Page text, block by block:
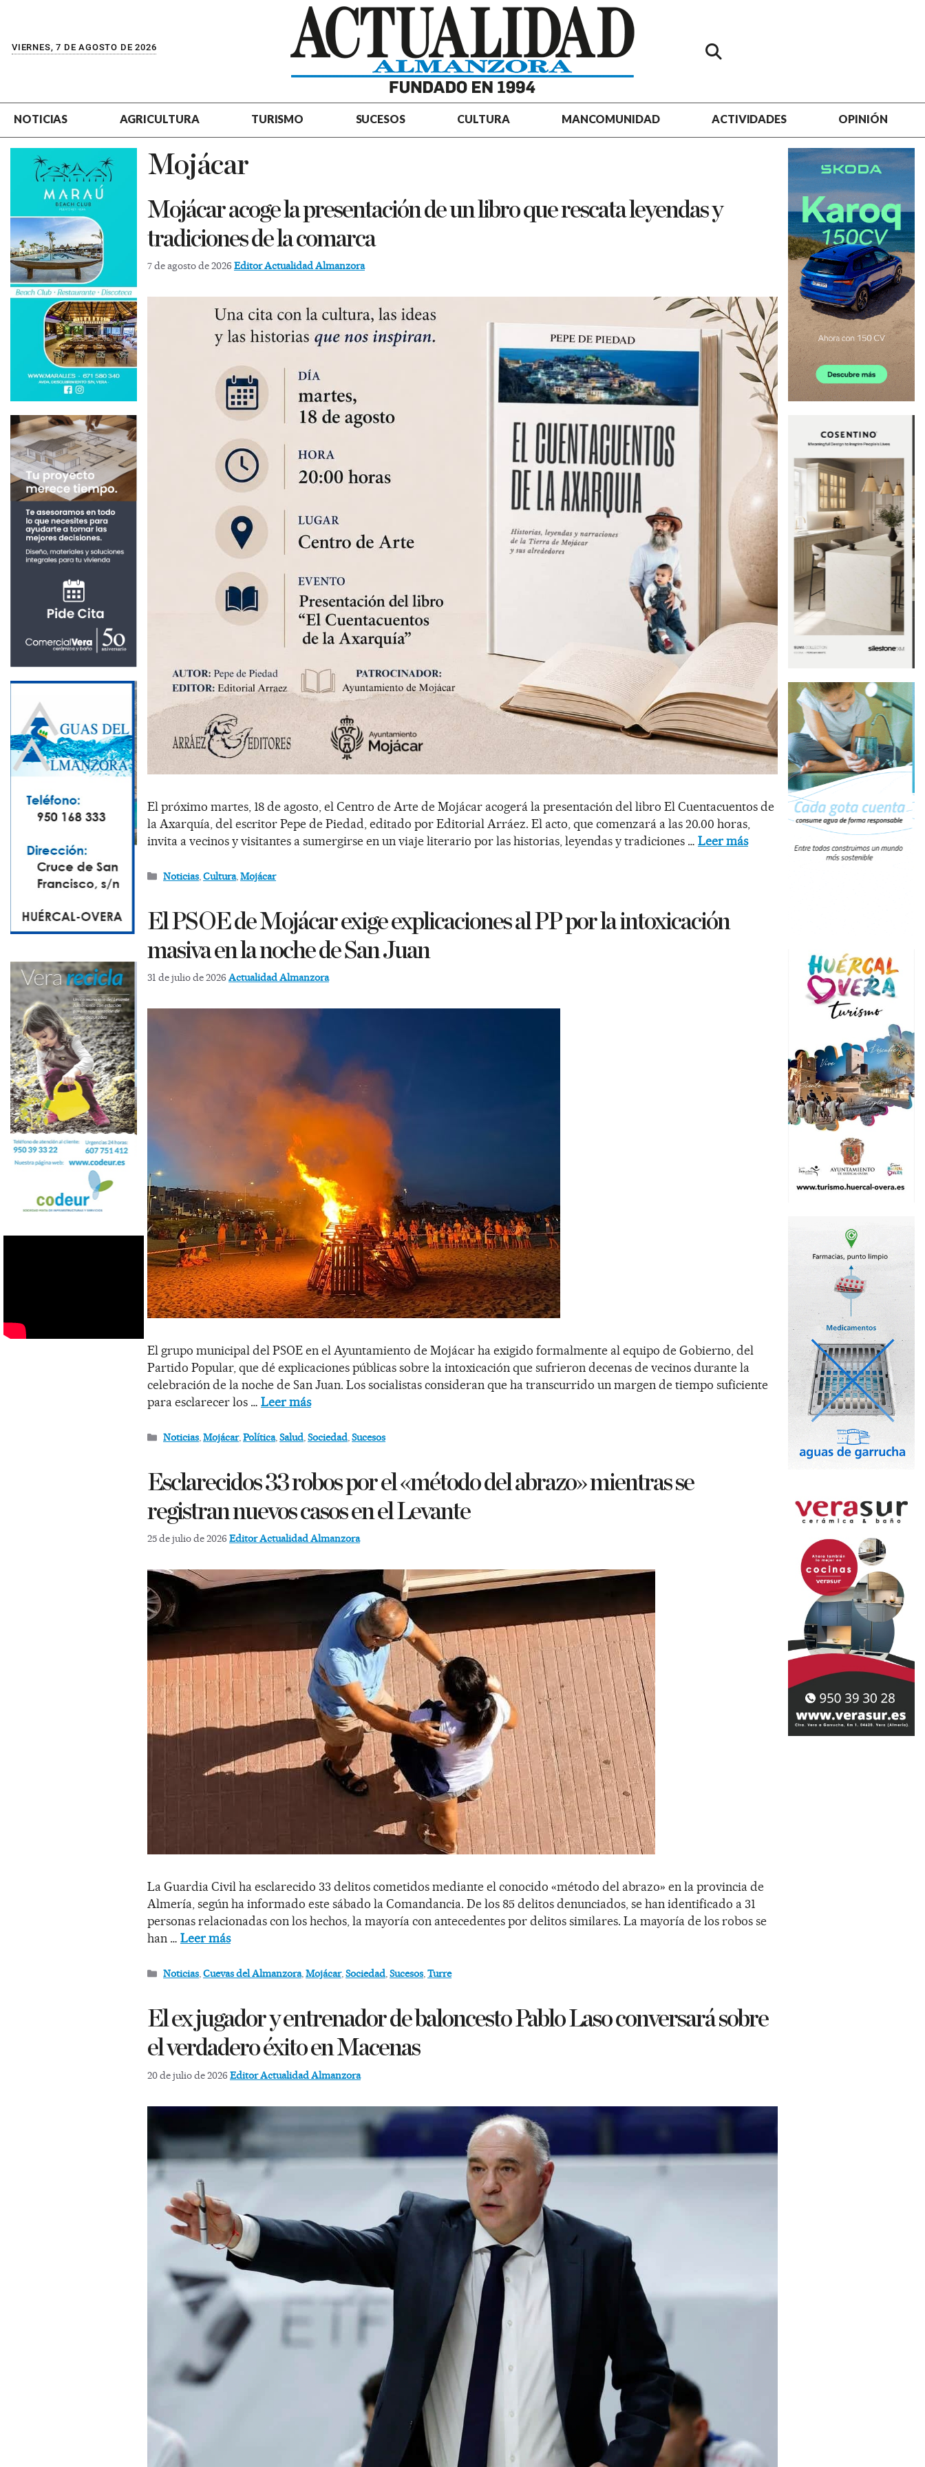
VIERNES, 7 DE AGOSTO DE 2026
NOTICIAS AGRICULTURA TURISMO SUCESOS CULTURA MANCOMUNIDAD ACTIVIDADES OPINIÓN
Mojácar
Mojácar acoge la presentación de un libro que rescata leyendas y
tradiciones de la comarca
7 de agosto de 2026 Editor Actualidad Almanzora
El próximo martes, 18 de agosto, el Centro de Arte de Mojácar acogerá la presentación del libro El Cuentacuentos de
la Axarquía, del escritor Pepe de Piedad, editado por Editorial Arráez. El acto, que comenzará a las 20.00 horas,
invita a vecinos y visitantes a sumergirse en un viaje literario por las historias, leyendas y tradiciones … Leer más
Noticias,Cultura,Mojácar
El PSOE de Mojácar exige explicaciones al PP por la intoxicación
masiva en la noche de San Juan
31 de julio de 2026 Actualidad Almanzora
El grupo municipal del PSOE en el Ayuntamiento de Mojácar ha exigido formalmente al equipo de Gobierno, del
Partido Popular, que dé explicaciones públicas sobre la intoxicación que sufrieron decenas de vecinos durante la
celebración de la noche de San Juan. Los socialistas consideran que ha transcurrido un margen de tiempo suficiente
para esclarecer los … Leer más
Noticias,Mojácar,Política,Salud,Sociedad,Sucesos
Esclarecidos 33 robos por el «método del abrazo» mientras se
registran nuevos casos en el Levante
25 de julio de 2026 Editor Actualidad Almanzora
La Guardia Civil ha esclarecido 33 delitos cometidos mediante el conocido «método del abrazo» en la provincia de
Almería, según ha informado este sábado la Comandancia. De los 85 delitos denunciados, se han identificado a 31
personas relacionadas con los hechos, la mayoría con antecedentes por delitos similares. La mayoría de los robos se
han … Leer más
Noticias,Cuevas del Almanzora,Mojácar,Sociedad,Sucesos,Turre
El ex jugador y entrenador de baloncesto Pablo Laso conversará sobre
el verdadero éxito en Macenas
20 de julio de 2026 Editor Actualidad Almanzora